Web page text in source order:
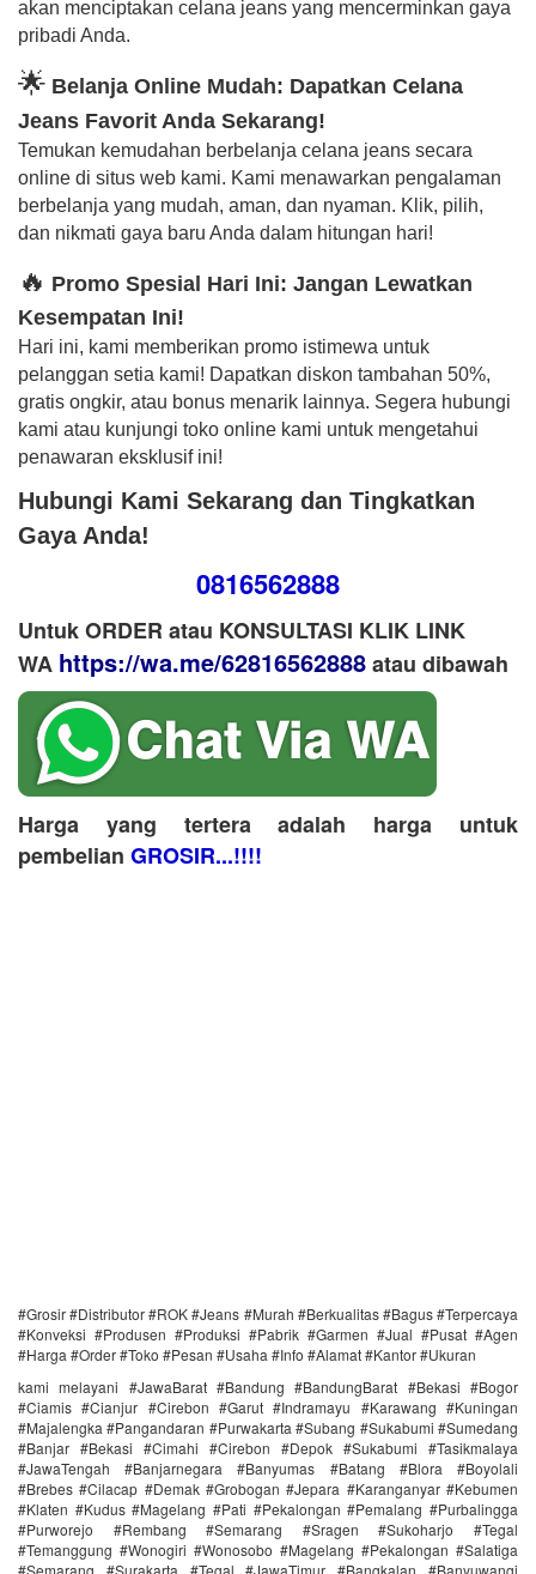
akan menciptakan celana jeans yang mencerminkan gaya
pribadi Anda.
🌟 Belanja Online Mudah: Dapatkan Celana
Jeans Favorit Anda Sekarang!
Temukan kemudahan berbelanja celana jeans secara
online di situs web kami. Kami menawarkan pengalaman
berbelanja yang mudah, aman, dan nyaman. Klik, pilih,
dan nikmati gaya baru Anda dalam hitungan hari!
🔥 Promo Spesial Hari Ini: Jangan Lewatkan
Kesempatan Ini!
Hari ini, kami memberikan promo istimewa untuk
pelanggan setia kami! Dapatkan diskon tambahan 50%,
gratis ongkir, atau bonus menarik lainnya. Segera hubungi
kami atau kunjungi toko online kami untuk mengetahui
penawaran eksklusif ini!
Hubungi Kami Sekarang dan Tingkatkan
Gaya Anda!
0816562888
Untuk ORDER atau KONSULTASI KLIK LINK
WA https://wa.me/62816562888​ atau dibawah
Harga yang tertera adalah harga untuk
pembelian GROSIR...!!!!
#Grosir #Distributor #ROK #Jeans #Murah #Berkualitas #Bagus #Terpercaya
#Konveksi #Produsen #Produksi #Pabrik #Garmen #Jual #Pusat #Agen
#Harga #Order #Toko #Pesan #Usaha #Info #Alamat #Kantor #Ukuran
kami melayani #JawaBarat #Bandung #BandungBarat #Bekasi #Bogor
#Ciamis #Cianjur #Cirebon #Garut #Indramayu #Karawang #Kuningan
#Majalengka #Pangandaran #Purwakarta #Subang #Sukabumi #Sumedang
#Banjar #Bekasi #Cimahi #Cirebon #Depok #Sukabumi #Tasikmalaya
#JawaTengah #Banjarnegara #Banyumas #Batang #Blora #Boyolali
#Brebes #Cilacap #Demak #Grobogan #Jepara #Karanganyar #Kebumen
#Klaten #Kudus #Magelang #Pati #Pekalongan #Pemalang #Purbalingga
#Purworejo #Rembang #Semarang #Sragen #Sukoharjo #Tegal
#Temanggung #Wonogiri #Wonosobo #Magelang #Pekalongan #Salatiga
#Semarang #Surakarta #Tegal #JawaTimur #Bangkalan #Banyuwangi